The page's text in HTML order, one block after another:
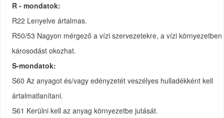
R - mondatok:
R22 Lenyelve ártalmas.
R50/53 Nagyon mérgező a vízi szervezetekre, a vízi
károsodást okozhat.
S-mondatok:
S60 Az anyagot és/vagy edényzetét veszélyes hulladékként kell
ártalmatlanítani.
S61 Kerülni kell az anyag környezetbe jutását.